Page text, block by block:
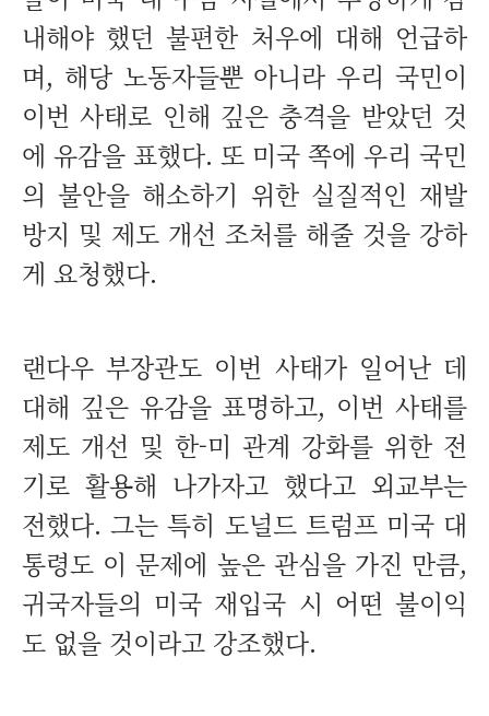
내해야 했던 불편한 처우에 대해 언급하
며, 해당 노동자들뿐 아니라 우리 국민이
이번 사태로 인해 깊은 충격을 받았던 것
에 유감을 표했다. 또 미국 쪽에 우리 국민
의 불안을 해소하기 위한 실질적인 재발
방지 및 제도 개선 조처를 해줄 것을 강하
게 요청했다.
랜다우 부장관도 이번 사태가 일어난 데
대해 깊은 유감을 표명하고, 이번 사태를
제도 개선 및 한-미 관계 강화를 위한 전
기로 활용해 나가자고 했다고 외교부는
전했다. 그는 특히 도널드 트럼프 미국 대
통령도 이 문제에 높은 관심을 가진 만큼,
귀국자들의 미국 재입국 시 어떤 불이익
도 없을 것이라고 강조했다.